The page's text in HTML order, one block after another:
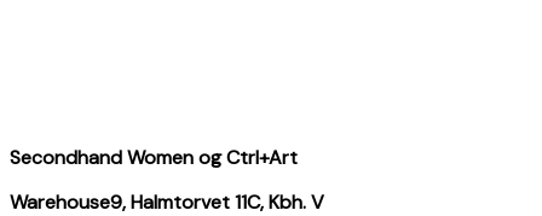
Secondhand Women og Ctrl+Art
Warehouse9, Halmtorvet 11C, Kbh. V